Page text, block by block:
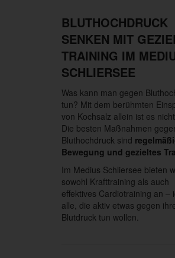
BLUTHOCHDRUCK
SENKEN MIT
TRAINING IM
SCHLIERSEE
Was kann man gegen
tun? Mit dem berühmten
von Kochsalz allein ist es
Die besten Maßnahmen
Bluthochdruck sind
Bewegung und gezieltes
Im Medius Schliersee bieten
sowohl Krafttraining als auch
effektives Cardiotraining an –
alle, die aktiv etwas gegen
Blutdruck tun wollen.